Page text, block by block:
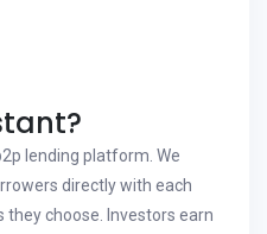
lending platform. We
directly with each
they choose. Investors earn